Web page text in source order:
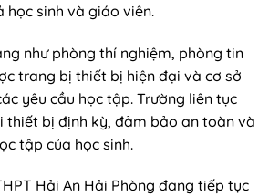
sinh và giáo viên.
như phòng thí nghiệm, phòng tin
trang bị thiết bị hiện đại và cơ sở
yêu cầu học tập. Trường liên tục
thiết bị định kỳ, đảm bảo an toàn và
tập của học sinh.
Hải An Hải Phòng đang tiếp tục